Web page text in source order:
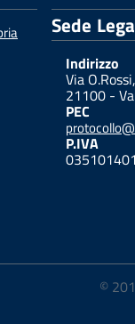
Sede
Indirizzo
Via
21100 -
PEC
P.IVA
©